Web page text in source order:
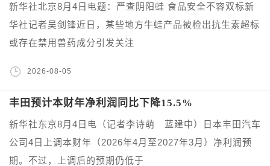
新华社北京8月4日电题：严查阴阳蛙 食品安全不容双标新
华社记者吴剑锋近日，某些地方牛蛙产品被检出抗生素超标
或存在禁用兽药成分引发关注
2026-08-05
丰田预计本财年净利润同比下降15.5%
新华社东京8月4日电（记者李诗萌 蓝建中）日本丰田汽车
公司4日上调本财年（2026年4月至2027年3月）净利润预
期。不过，上调后的预期仍低于